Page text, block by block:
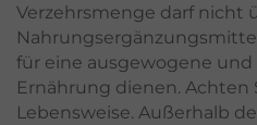
Verzehrsmenge darf nicht
für eine ausgewogene
Ernährung dienen. Achten
Lebensweise. Außerhalb